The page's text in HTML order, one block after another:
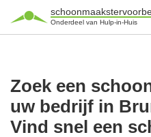
Onderdeel van Hulp-in-Huis
Zoek een
uw bedrijf in
Vind snel een